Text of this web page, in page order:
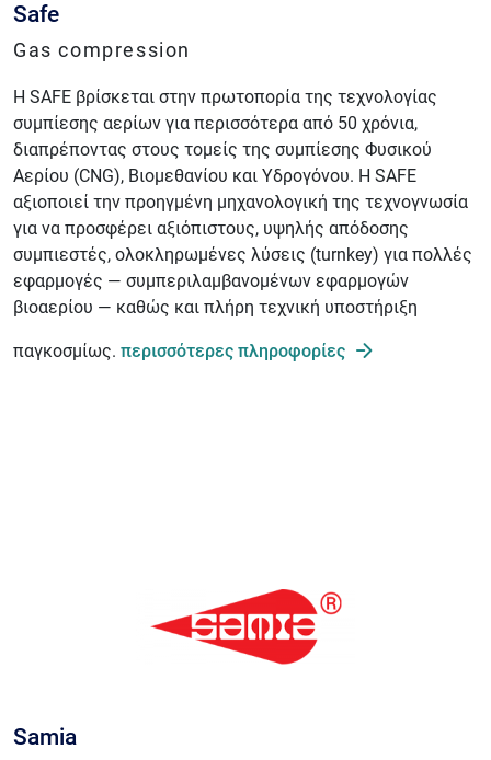
Safe
Gas compression
Η SAFE βρίσκεται στην πρωτοπορία της τεχνολογίας
συμπίεσης αερίων για περισσότερα από 50 χρόνια,
διαπρέποντας στους τομείς της συμπίεσης Φυσικού
Αερίου (CNG), Βιομεθανίου και Υδρογόνου. Η SAFE
αξιοποιεί την προηγμένη μηχανολογική της τεχνογνωσία
για να προσφέρει αξιόπιστους, υψηλής απόδοσης
συμπιεστές, ολοκληρωμένες λύσεις (turnkey) για πολλές
εφαρμογές — συμπεριλαμβανομένων εφαρμογών
βιοαερίου — καθώς και πλήρη τεχνική υποστήριξη
παγκοσμίως. περισσότερες πληροφορίες
Samia